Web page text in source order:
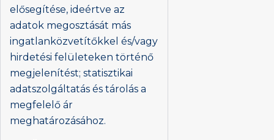
elősegítése, ideértve az
adatok megosztását más
ingatlanközvetítőkkel és/vagy
hirdetési felületeken történő
megjelenítést; statisztikai
adatszolgáltatás és tárolás a
megfelelő ár
meghatározásához.